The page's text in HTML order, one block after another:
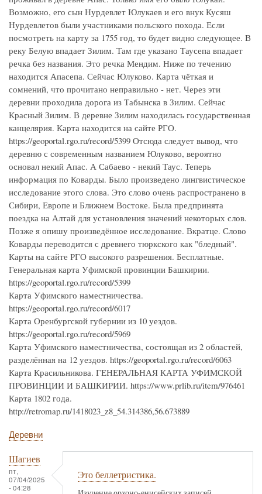
Возможно, его сын Нурдевлет Юлукаев и его внук Кусяш
Нурдевлетов были участниками польского похода. Если
посмотреть на карту за 1755 год, то будет видно следующее. В
реку Белую впадает Зилим. Там где указано Таусепа впадает
речка без названия. Это речка Мендим. Ниже по течению
находится Апасепа. Сейчас Юлуково. Карта чёткая и
сомнений, что прочитано неправильно - нет. Через эти
деревни проходила дорога из Табынска в Зилим. Сейчас
Красный Зилим. В деревне Зилим находилась государственная
канцелярия. Карта находится на сайте РГО.
https://geoportal.rgo.ru/record/5399 Отсюда следует вывод, что
деревню с современным названием Юлуково, вероятно
основал некий Апас. А Сабаево - некий Таус. Теперь
информация по Коварды. Было произведено лингвистическое
исследование этого слова. Это слово очень распространено в
Сибири, Европе и Ближнем Востоке. Была предпринята
поездка на Алтай для установления значений некоторых слов.
Позже я опишу произведённое исследование. Вкратце. Слово
Коварды переводится с древнего тюркского как "бледный".
Карты на сайте РГО высокого разрешения. Бесплатные.
Генеральная карта Уфимской провинции Башкирии.
https://geoportal.rgo.ru/record/5399
Карта Уфимского наместничества.
https://geoportal.rgo.ru/record/6017
Карта Оренбургской губернии из 10 уездов.
https://geoportal.rgo.ru/record/5969
Карта Уфимского наместничества, состоящая из 2 областей,
разделённая на 12 уездов. https://geoportal.rgo.ru/record/6063
Карта Красильникова. ГЕНЕРАЛЬНАЯ КАРТА УФИМСКОЙ
ПРОВИНЦИИ И БАШКИРИИ. https://www.prlib.ru/item/976461
Карта 1802 года.
http://retromap.ru/1418023_z8_54.314386,56.673889
Деревни
Шагиев
пт,
07/04/2025
- 04:28
Это беллетристика.